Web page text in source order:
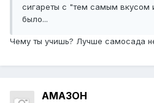
сигареты с "тем самым вкусом
было...
Чему ты учишь? Лучше самосада
AMA3OH